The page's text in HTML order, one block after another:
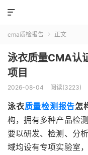

cma质检报告  正文
泳衣质量CMA认
项目
2026-08-04 阅读(3223)
泳衣质量检测报告怎
构，拥有多种产品检
要以研发、检测、分
域均设有专项实验室